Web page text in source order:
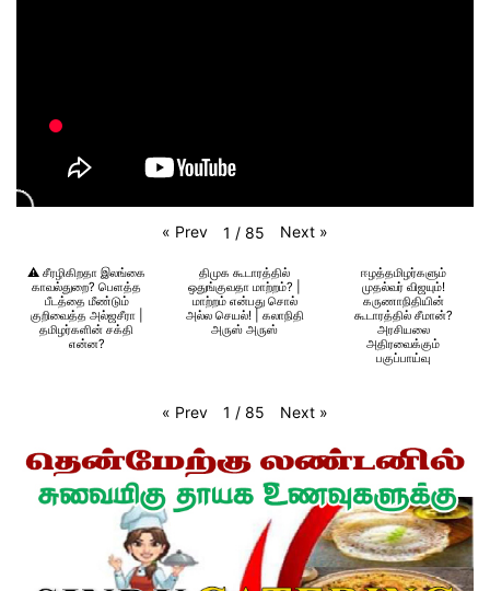
« Prev 1 / 85 Next »
⚠️ சீரழிகிறதா இலங்கை
காவல்துறை? பெளத்த
பீடத்தை மீண்டும்
குறிவைத்த அல்ஜசீரா |
தமிழர்களின் சக்தி
என்ன?
திமுக கூடாரத்தில்
ஒதுங்குவதா மாற்றம்? |
மாற்றம் என்பது சொல்
அல்ல செயல்! | கலாநிதி
அருஸ் அருஸ்
ஈழத்தமிழர்களும்
முதல்வர் விஜயும்!
கருணாநிதியின்
கூடாரத்தில் சீமான்?
அரசியலை
அதிரவைக்கும்
பகுப்பாய்வு
« Prev 1 / 85 Next »